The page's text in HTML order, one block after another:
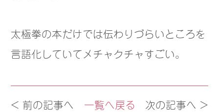
太極拳の本だけでは伝わりづらいところを
言語化していてメチャクチャすごい。
< 前の記事へ 一覧へ戻る 次の記事へ >